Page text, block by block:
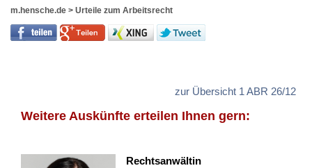
m.hensche.de > Urteile zum Arbeitsrecht
zur Übersicht 1 ABR 26/12
Weitere Auskünfte erteilen Ihnen gern:
Rechtsanwältin